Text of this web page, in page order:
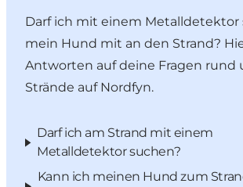
Darf ich mit einem Metalldetektor
mein Hund mit an den Strand?
Antworten auf deine Fragen rund
Strände auf Nordfyn.
Darf ich am Strand mit einem
Metalldetektor suchen?
Kann ich meinen Hund zum